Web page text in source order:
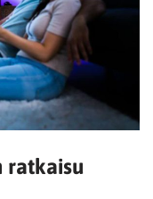
ratkaisu